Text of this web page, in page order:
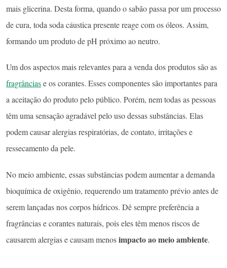
mais glicerina. Desta forma, quando o sabão passa por um processo
de cura, toda soda cáustica presente reage com os óleos. Assim,
formando um produto de pH próximo ao neutro.
Um dos aspectos mais relevantes para a venda dos produtos são as
fragrânciase os corantes. Esses componentes são importantes para
a aceitação do produto pelo público. Porém, nem todas as pessoas
têm uma sensação agradável pelo uso dessas substâncias. Elas
podem causar alergias respiratórias, de contato, irritações e
ressecamento da pele.
No meio ambiente, essas substâncias podem aumentar a demanda
bioquímica de oxigênio, requerendo um tratamento prévio antes de
serem lançadas nos corpos hídricos. Dê sempre preferência a
fragrâncias e corantes naturais, pois eles têm menos riscos de
causarem alergias e causam menosimpacto ao meio ambiente.